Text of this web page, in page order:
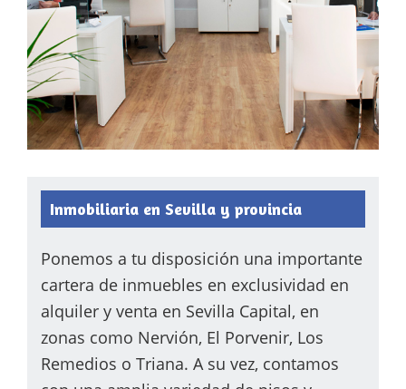
Inmobiliaria en Sevilla y provincia
Ponemos a tu disposición una importante
cartera de inmuebles en exclusividad en
alquiler y venta en Sevilla Capital, en
zonas como Nervión, El Porvenir, Los
Remedios o Triana. A su vez, contamos